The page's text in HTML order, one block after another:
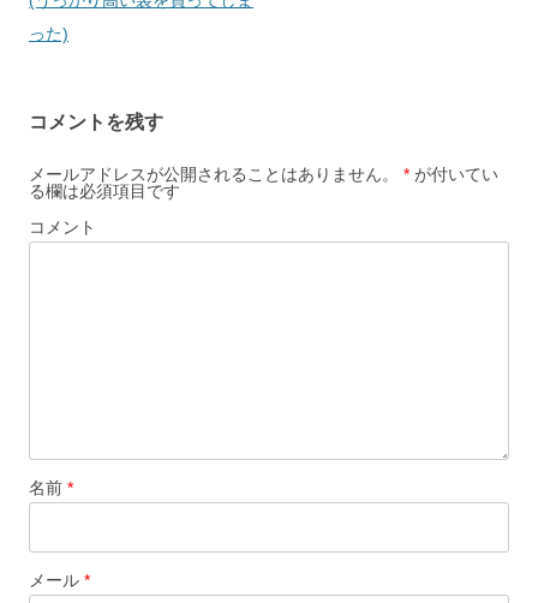
ゲ
ョ
ン
った)
コメントを残す
メールアドレスが公開されることはありません。 * が付いてい
る欄は必須項目です
コメント
名前 *
メール *